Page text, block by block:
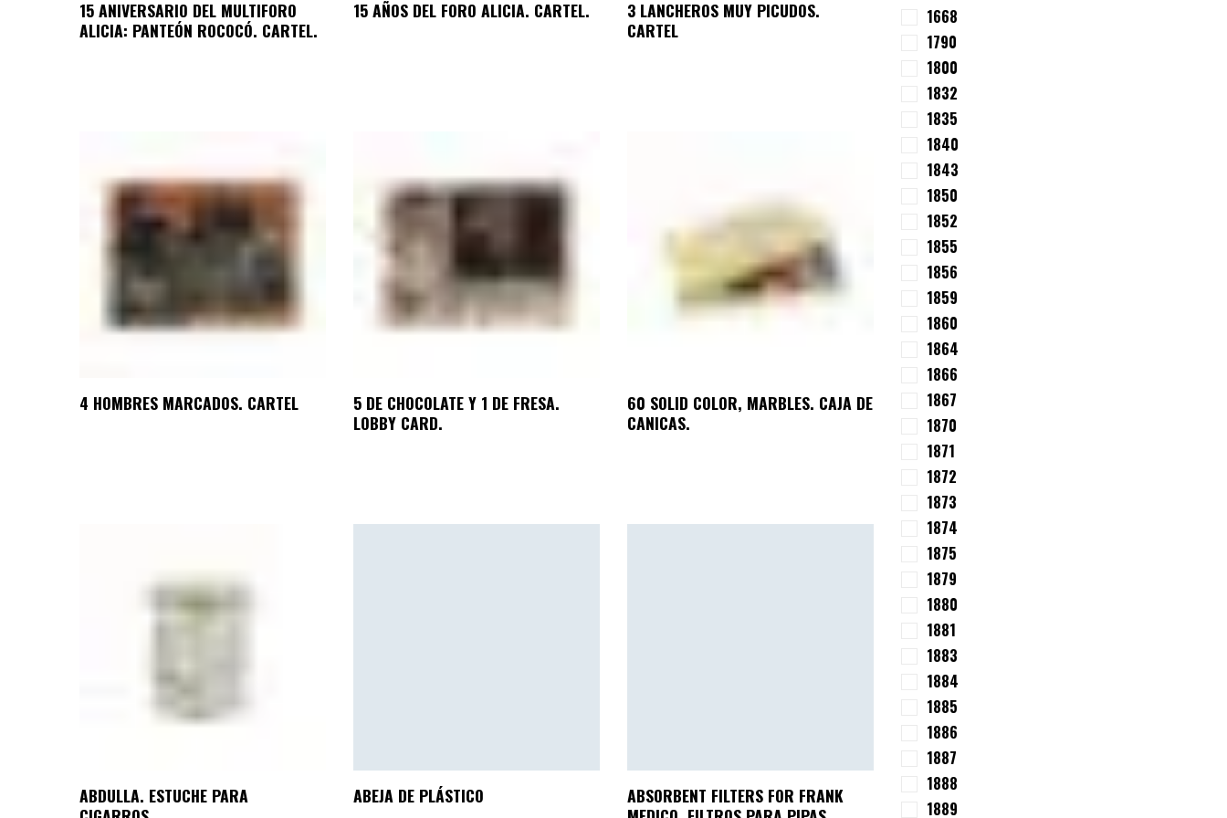
15 ANIVERSARIO DEL MULTIFORO
ALICIA: PANTEÓN ROCOCÓ. CARTEL.
15 AÑOS DEL FORO ALICIA. CARTEL.
3 LANCHEROS MUY PICUDOS.
CARTEL
4 HOMBRES MARCADOS. CARTEL
5 DE CHOCOLATE Y 1 DE FRESA.
LOBBY CARD.
60 SOLID COLOR, MARBLES. CAJA DE
CANICAS.
ABDULLA. ESTUCHE PARA
ABEJA DE PLÁSTICO
ABSORBENT FILTERS FOR FRANK
1668
1790
1800
1832
1835
1840
1843
1850
1852
1855
1856
1859
1860
1864
1866
1867
1870
1871
1872
1873
1874
1875
1879
1880
1881
1883
1884
1885
1886
1887
1888
1889